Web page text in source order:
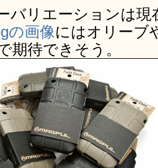
バリエーションは
の画像にはオリーブ
期待できそう。